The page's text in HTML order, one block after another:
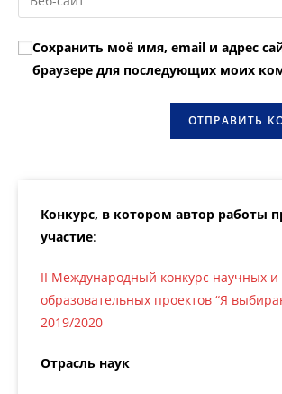
чтобы
прокомментировать
адрес,
прокомментировать
URL
вашего
веб-
сайта
Сохранить моё имя, email и адрес
браузере для последующих моих
Конкурс, в котором автор работы
участие:
II Международный конкурс научных и
образовательных проектов “Я
2019/2020
Отрасль наук